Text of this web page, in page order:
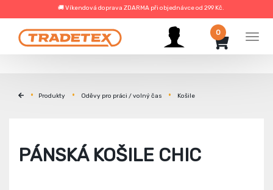
🚚 Víkendová doprava ZDARMA při objednávce od 299 Kč.
0
Produkty Oděvy pro práci / volný čas Košile
PÁNSKÁ KOŠILE CHIC